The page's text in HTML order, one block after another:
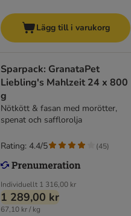
Lägg till i varukorg
Sparpack: GranataPet
Liebling's Mahlzeit 24 x 800
g
Nötkött & fasan med morötter,
spenat och safflorolja
Individuellt 1 316,00 kr
1 289,00 kr
67,10 kr / kg
Rating: 4.4/5 (45)